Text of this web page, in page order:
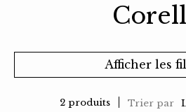
Afficher les
2 produits Trier par